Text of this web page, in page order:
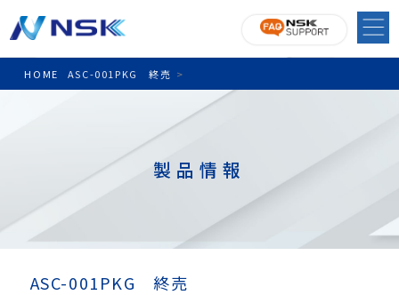
HOME >
ASC-001PKG 終売
製品情報
ASC-001PKG 終売